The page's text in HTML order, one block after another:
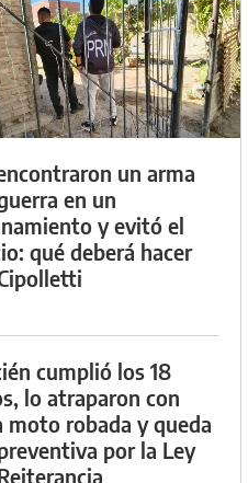
un arma
en un
y evitó el
qué deberá hacer
cumplió los 18
lo atraparon con
moto robada y queda
por la Ley